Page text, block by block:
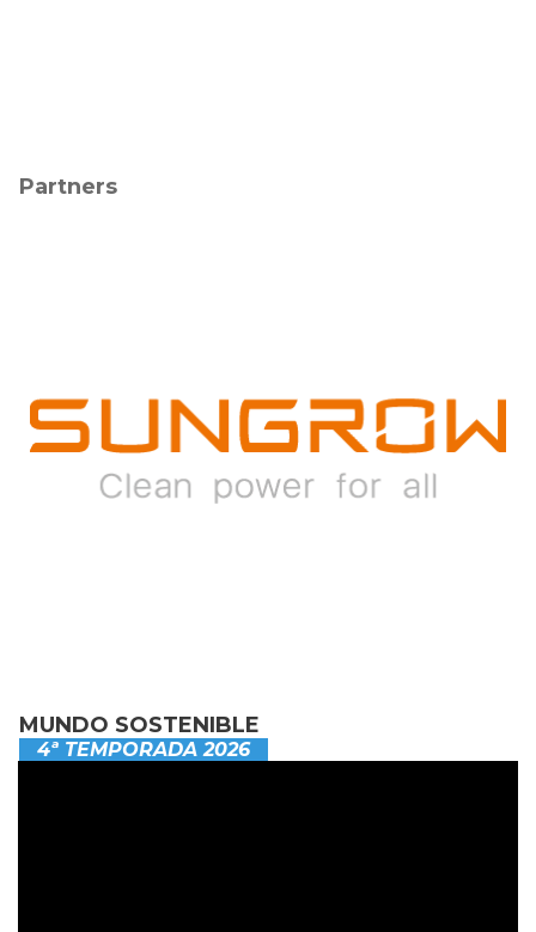
Partners
MUNDO SOSTENIBLE
4ª TEMPORADA 2026